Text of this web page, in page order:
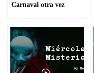
Carnaval otra vez